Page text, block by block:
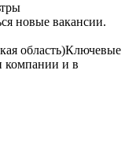
новые вакансии.
область)Ключевые
компании и в